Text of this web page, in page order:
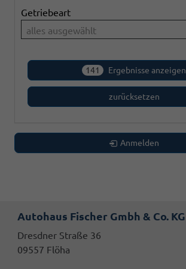
Getriebeart
alles ausgewählt
141 Ergebnisse anzeigen
zurücksetzen
Anmelden
Autohaus Fischer Gmbh & Co. KG
Dresdner Straße 36
09557 Flöha